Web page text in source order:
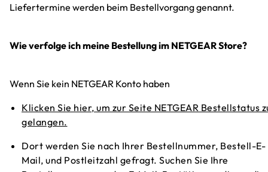
Liefertermine werden beim Bestellvorgang genannt.
Wie verfolge ich meine Bestellung im NETGEAR Store?
Wenn Sie kein NETGEAR Konto haben
Klicken Sie hier, um zur Seite NETGEAR Bestellstatus
gelangen.
Dort werden Sie nach Ihrer Bestellnummer, Bestell-E-
Mail, und Postleitzahl gefragt. Suchen Sie Ihre